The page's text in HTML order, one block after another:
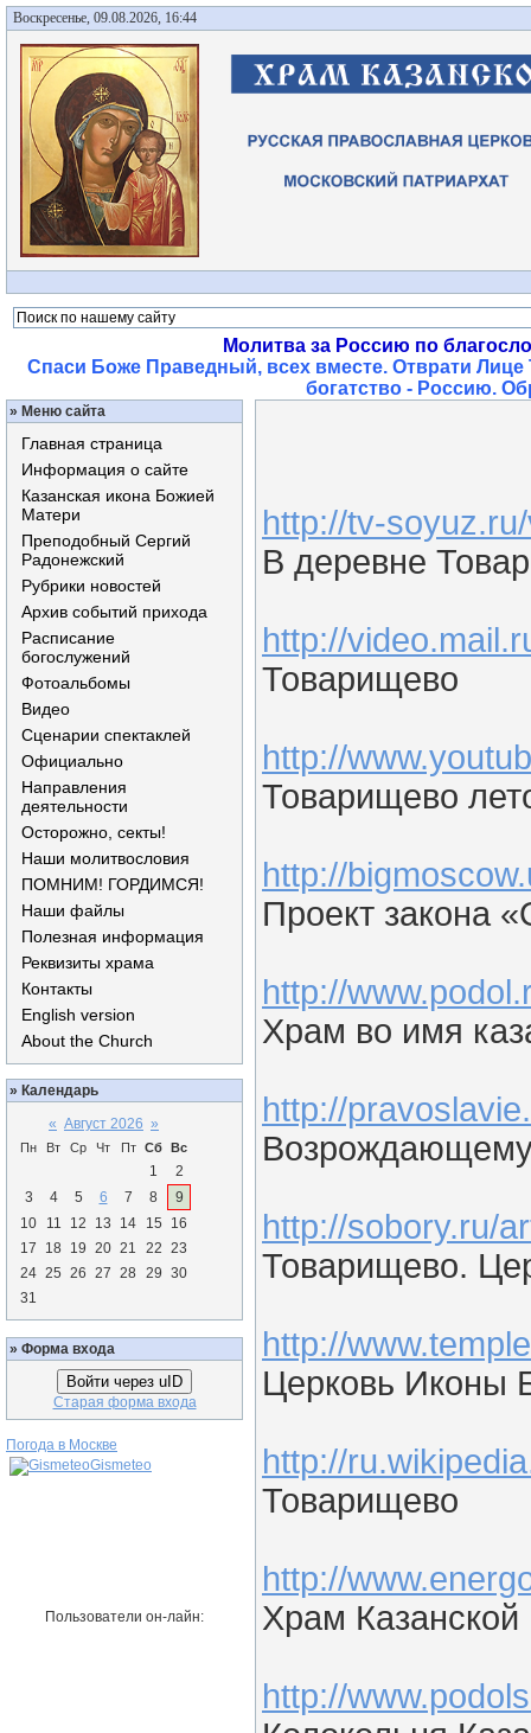
Воскресенье, 09.08.2026, 16:44
Молитва за Россию по
Спаси Боже Праведный, всех вместе. Отврати
богатство - Россию.
» Меню сайта
Главная страница
Информация о сайте
Казанская икона Божией
Матери
Преподобный Сергий
Радонежский
Рубрики новостей
Архив событий прихода
Расписание
богослужений
Фотоальбомы
Видео
Сценарии спектаклей
Официально
Направления
деятельности
Осторожно, секты!
Наши молитвословия
ПОМНИМ! ГОРДИМСЯ!
Наши файлы
Полезная информация
Реквизиты храма
Контакты
English version
About the Church
» Календарь
« Август 2026 »
Пн Вт Ср Чт Пт Сб Вс
1
2
3
4 5 6 7 8
9
10
11 12 13 14 15
16
17
18 19 20 21 22 23
24 25 26 27 28 29 30
31
» Форма входа
Войти через uID
Старая форма входа
Погода в Москве
Gismeteo
Пользователи он-лайн:
http://tv-
В деревне
http://
Товарищево
http://
Товарищево
http://
Проект закона
http://
Храм во имя
http://
http://sobory.ru/
Товарищево.
http://
Церковь Иконы
http://
Товарищево
http://
Храм
http://